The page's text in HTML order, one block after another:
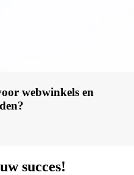
webwinkels en
succes!